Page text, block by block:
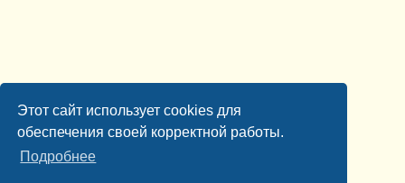
Этот сайт использует cookies для
обеспечения своей корректной работы.
Подробнее